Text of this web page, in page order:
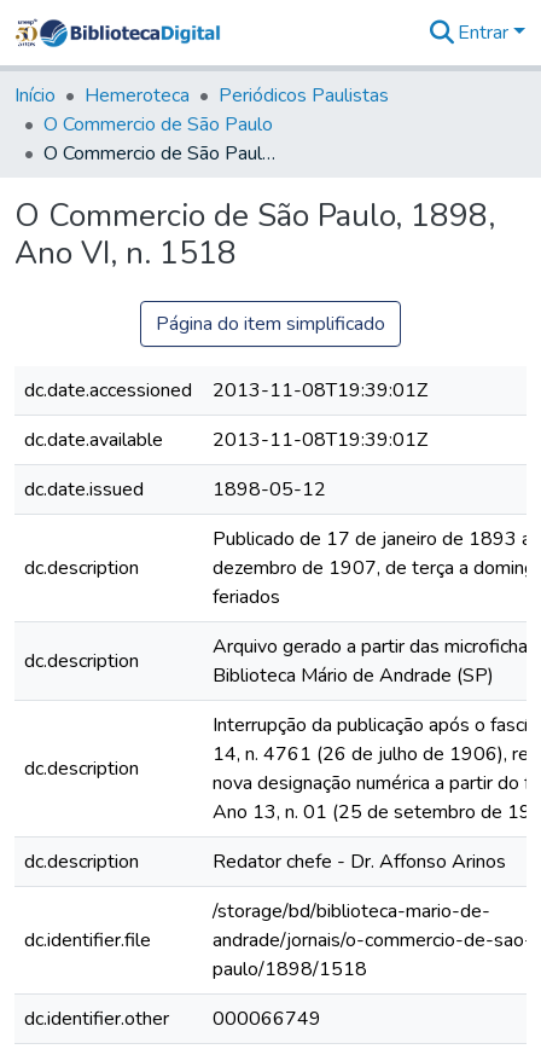
&
Coleções
Tudo na
Biblioteca
Estatísticas
Entrar
Início Hemeroteca
Periódicos Paulistas
O Commercio de São Paulo
O Commercio de São Paulo, 1898, Ano VI, n. 1518
O Commercio de São Paulo, 1898,
Ano VI, n. 1518
Página do item simplificado
dc.date.accessioned
2013-11-08T19:39:01Z
dc.date.available
2013-11-08T19:39:01Z
dc.date.issued
1898-05-12
dc.description
Publicado de 17 de janeiro de 1893 a
dezembro de 1907, de terça a
feriados
dc.description
Arquivo gerado a partir das
Biblioteca Mário de Andrade (SP)
dc.description
Interrupção da publicação após o
14, n. 4761 (26 de julho de 1906),
nova designação numérica a partir do
Ano 13, n. 01 (25 de setembro de
dc.description
Redator chefe - Dr. Affonso Arinos
dc.identifier.file
/storage/bd/biblioteca-mario-de-
andrade/jornais/o-commercio-de-sao-
paulo/1898/1518
dc.identifier.other
000066749